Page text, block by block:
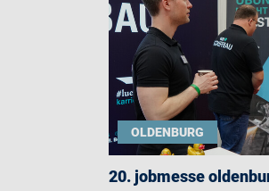
OLDENBURG
20. jobmesse